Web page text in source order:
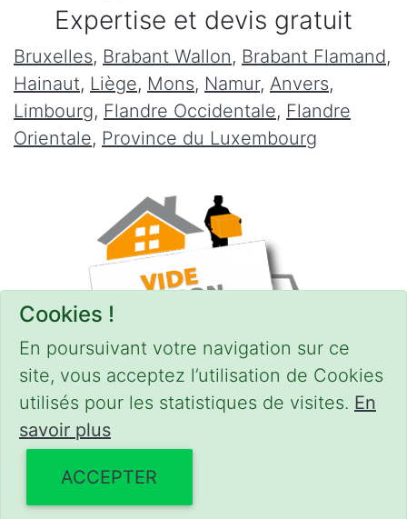
Cookies !
En poursuivant votre navigation sur ce
site, vous acceptez l’utilisation de Cookies
utilisés pour les statistiques de visites. En
savoir plus
ACCEPTER
Expertise et devis gratuit
Bruxelles, Brabant Wallon, Brabant Flamand,
Hainaut, Liège, Mons, Namur, Anvers,
Limbourg, Flandre Occidentale, Flandre
Orientale, Province du Luxembourg
CONDITIONS-
Powered by Euro Web Page